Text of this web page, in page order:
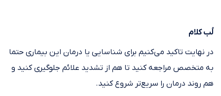
لُب کلام
در نهایت تاکید می‌کنیم برای شناسایی یا درمان این بیماری حتما
به متخصص مراجعه کنید تا هم از تشدید علائم جلوگیری کنید و
هم روند درمان را سریع‌تر شروع کنید.